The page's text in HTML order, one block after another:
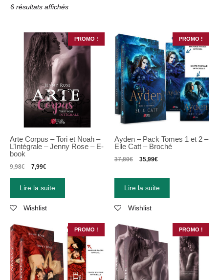
6 résultats affichés
PROMO !
Arte Corpus – Tori et Noah –
L’Intégrale – Jenny Rose – E-
book
9,98€ 7,99€
Lire la suite
Wishlist
PROMO !
Ayden – Pack Tomes 1 et 2 –
Elle Catt – Broché
37,80€ 35,99€
Lire la suite
Wishlist
PROMO ! PROMO !